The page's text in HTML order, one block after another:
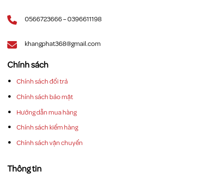
0566723666 – 0396611198
khangphat368@gmail.com
Chính sách
Chính sách đổi trả
Chính sách bảo mật
Hướng dẫn mua hàng
Chính sách kiểm hàng
Chính sách vận chuyển
Thông tin